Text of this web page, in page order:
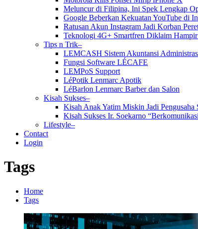
Meluncur di Filipina, Ini Spek Lengkap
Google Beberkan Kekuatan YouTube di
Ratusan Akun Instagram Jadi Korban
Teknologi 4G+ Smartfren Diklaim
Tips n Trik–
LEMCASH Sistem Akuntansi
Fungsi Software LÉCAFE
LEMPoS Support
LéPotik Lenmarc Apotik
LéBarlon Lenmarc Barber dan Salon
Kisah Sukses–
Kisah Anak Yatim Miskin Jadi Pengusaha
Kisah Sukses Ir. Soekarno
Lifestyle–
Contact
Login
Tags
Home
Tags